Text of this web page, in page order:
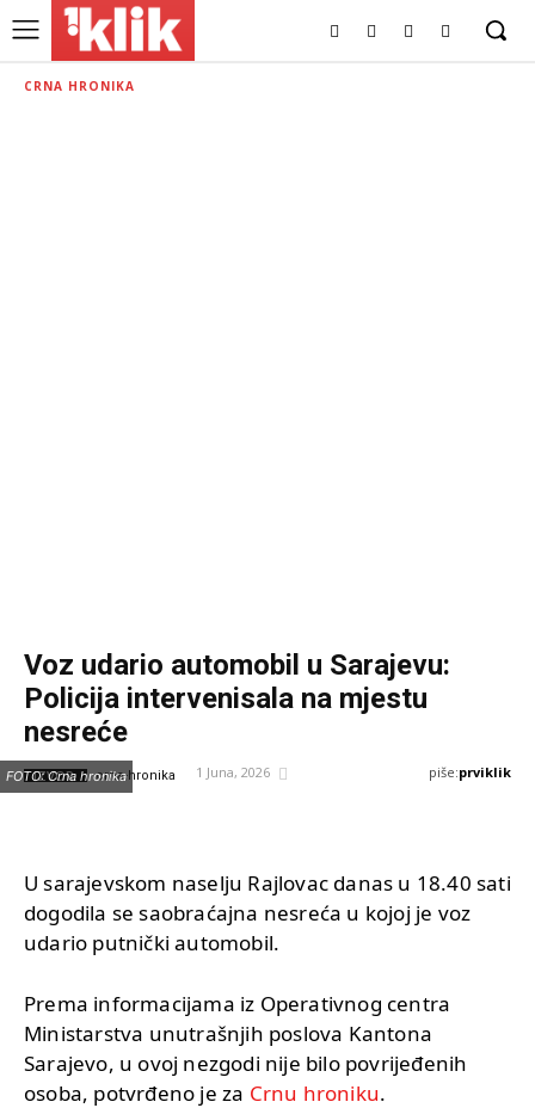
CRNA HRONIKA
Voz udario automobil u Sarajevu:
Policija intervenisala na mjestu
nesreće
IZVOR: crna-hronika 1 Juna, 2026 piše:prviklik
FOTO: Crna hronika
U sarajevskom naselju Rajlovac danas u 18.40 sati
dogodila se saobraćajna nesreća u kojoj je voz
udario putnički automobil.
Prema informacijama iz Operativnog centra
Ministarstva unutrašnjih poslova Kantona
Sarajevo, u ovoj nezgodi nije bilo povrijeđenih
osoba, potvrđeno je za Crnu hroniku.